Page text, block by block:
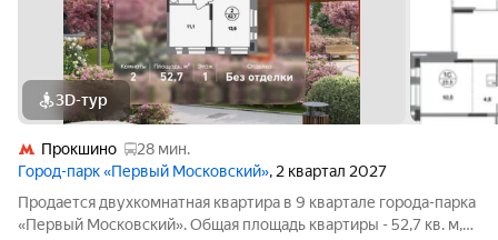
3D-тур
Прокшино
28 мин.
Город-парк «Первый Московский», 2 квартал 2027
Продается двухкомнатная квартира в 9 квартале города-парка
«Первый Московский». Общая площадь квартиры - 52,7 кв. м,